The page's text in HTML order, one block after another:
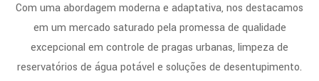
Com uma abordagem moderna e adaptativa, nos destacamos
em um mercado saturado pela promessa de qualidade
excepcional em controle de pragas urbanas, limpeza de
reservatórios de água potável e soluções de desentupimento.